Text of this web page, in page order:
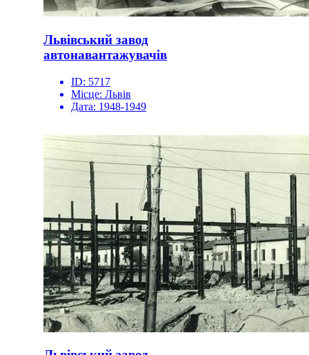
Львівський завод
автонавантажувачів
ID: 5717
Місце: Львів
Дата: 1948-1949